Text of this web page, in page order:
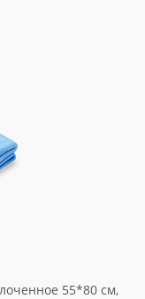
55*80 см,